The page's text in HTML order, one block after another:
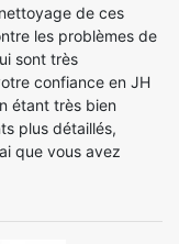
de ces
les problèmes de
sont très
confiance en JH
étant très bien
plus détaillés,
que vous avez